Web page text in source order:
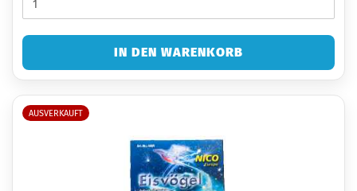
IN DEN WARENKORB
AUSVERKAUFT